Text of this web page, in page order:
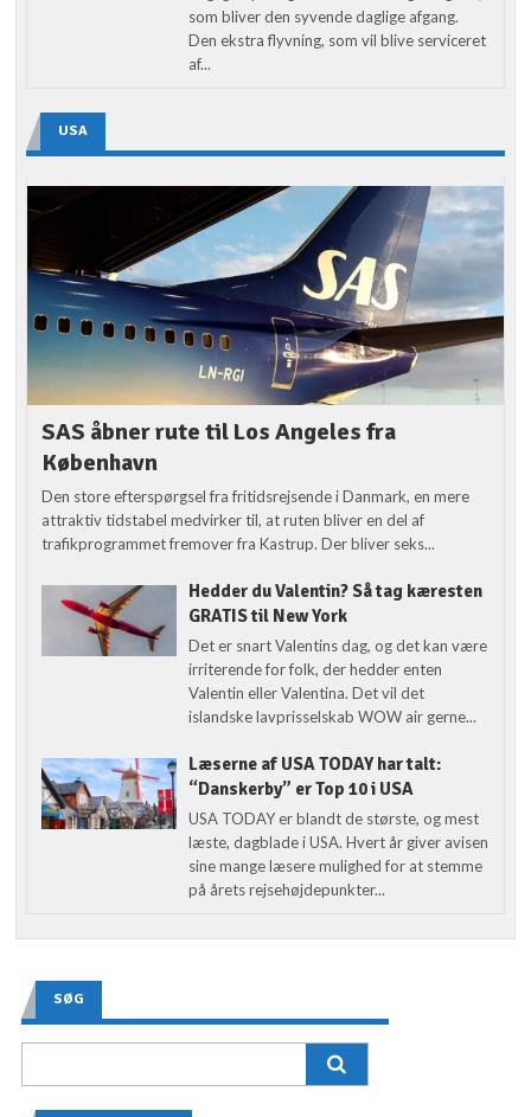
som bliver den syvende daglige afgang.
Den ekstra flyvning, som vil blive serviceret
af...
USA
SAS åbner rute til Los Angeles fra
København
Den store efterspørgsel fra fritidsrejsende i Danmark, en mere
attraktiv tidstabel medvirker til, at ruten bliver en del af
trafikprogrammet fremover fra Kastrup. Der bliver seks...
Hedder du Valentin? Så tag kæresten
GRATIS til New York
Det er snart Valentins dag, og det kan være
irriterende for folk, der hedder enten
Valentin eller Valentina. Det vil det
islandske lavprisselskab WOW air gerne...
Læserne af USA TODAY har talt:
“Danskerby” er Top 10 i USA
USA TODAY er blandt de største, og mest
læste, dagblade i USA. Hvert år giver avisen
sine mange læsere mulighed for at stemme
på årets rejsehøjdepunkter...
SØG